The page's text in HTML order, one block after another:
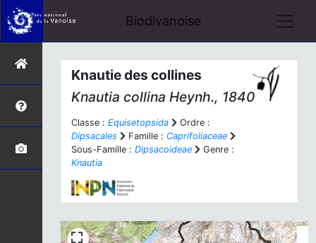
Biodivanoise
Knautie des collines
Knautia collina Heynh., 1840
Classe : Equisetopsida
Ordre :
Dipsacales
Famille : Caprifoliaceae
Sous-Famille : Dipsacoideae
Genre :
Knautia